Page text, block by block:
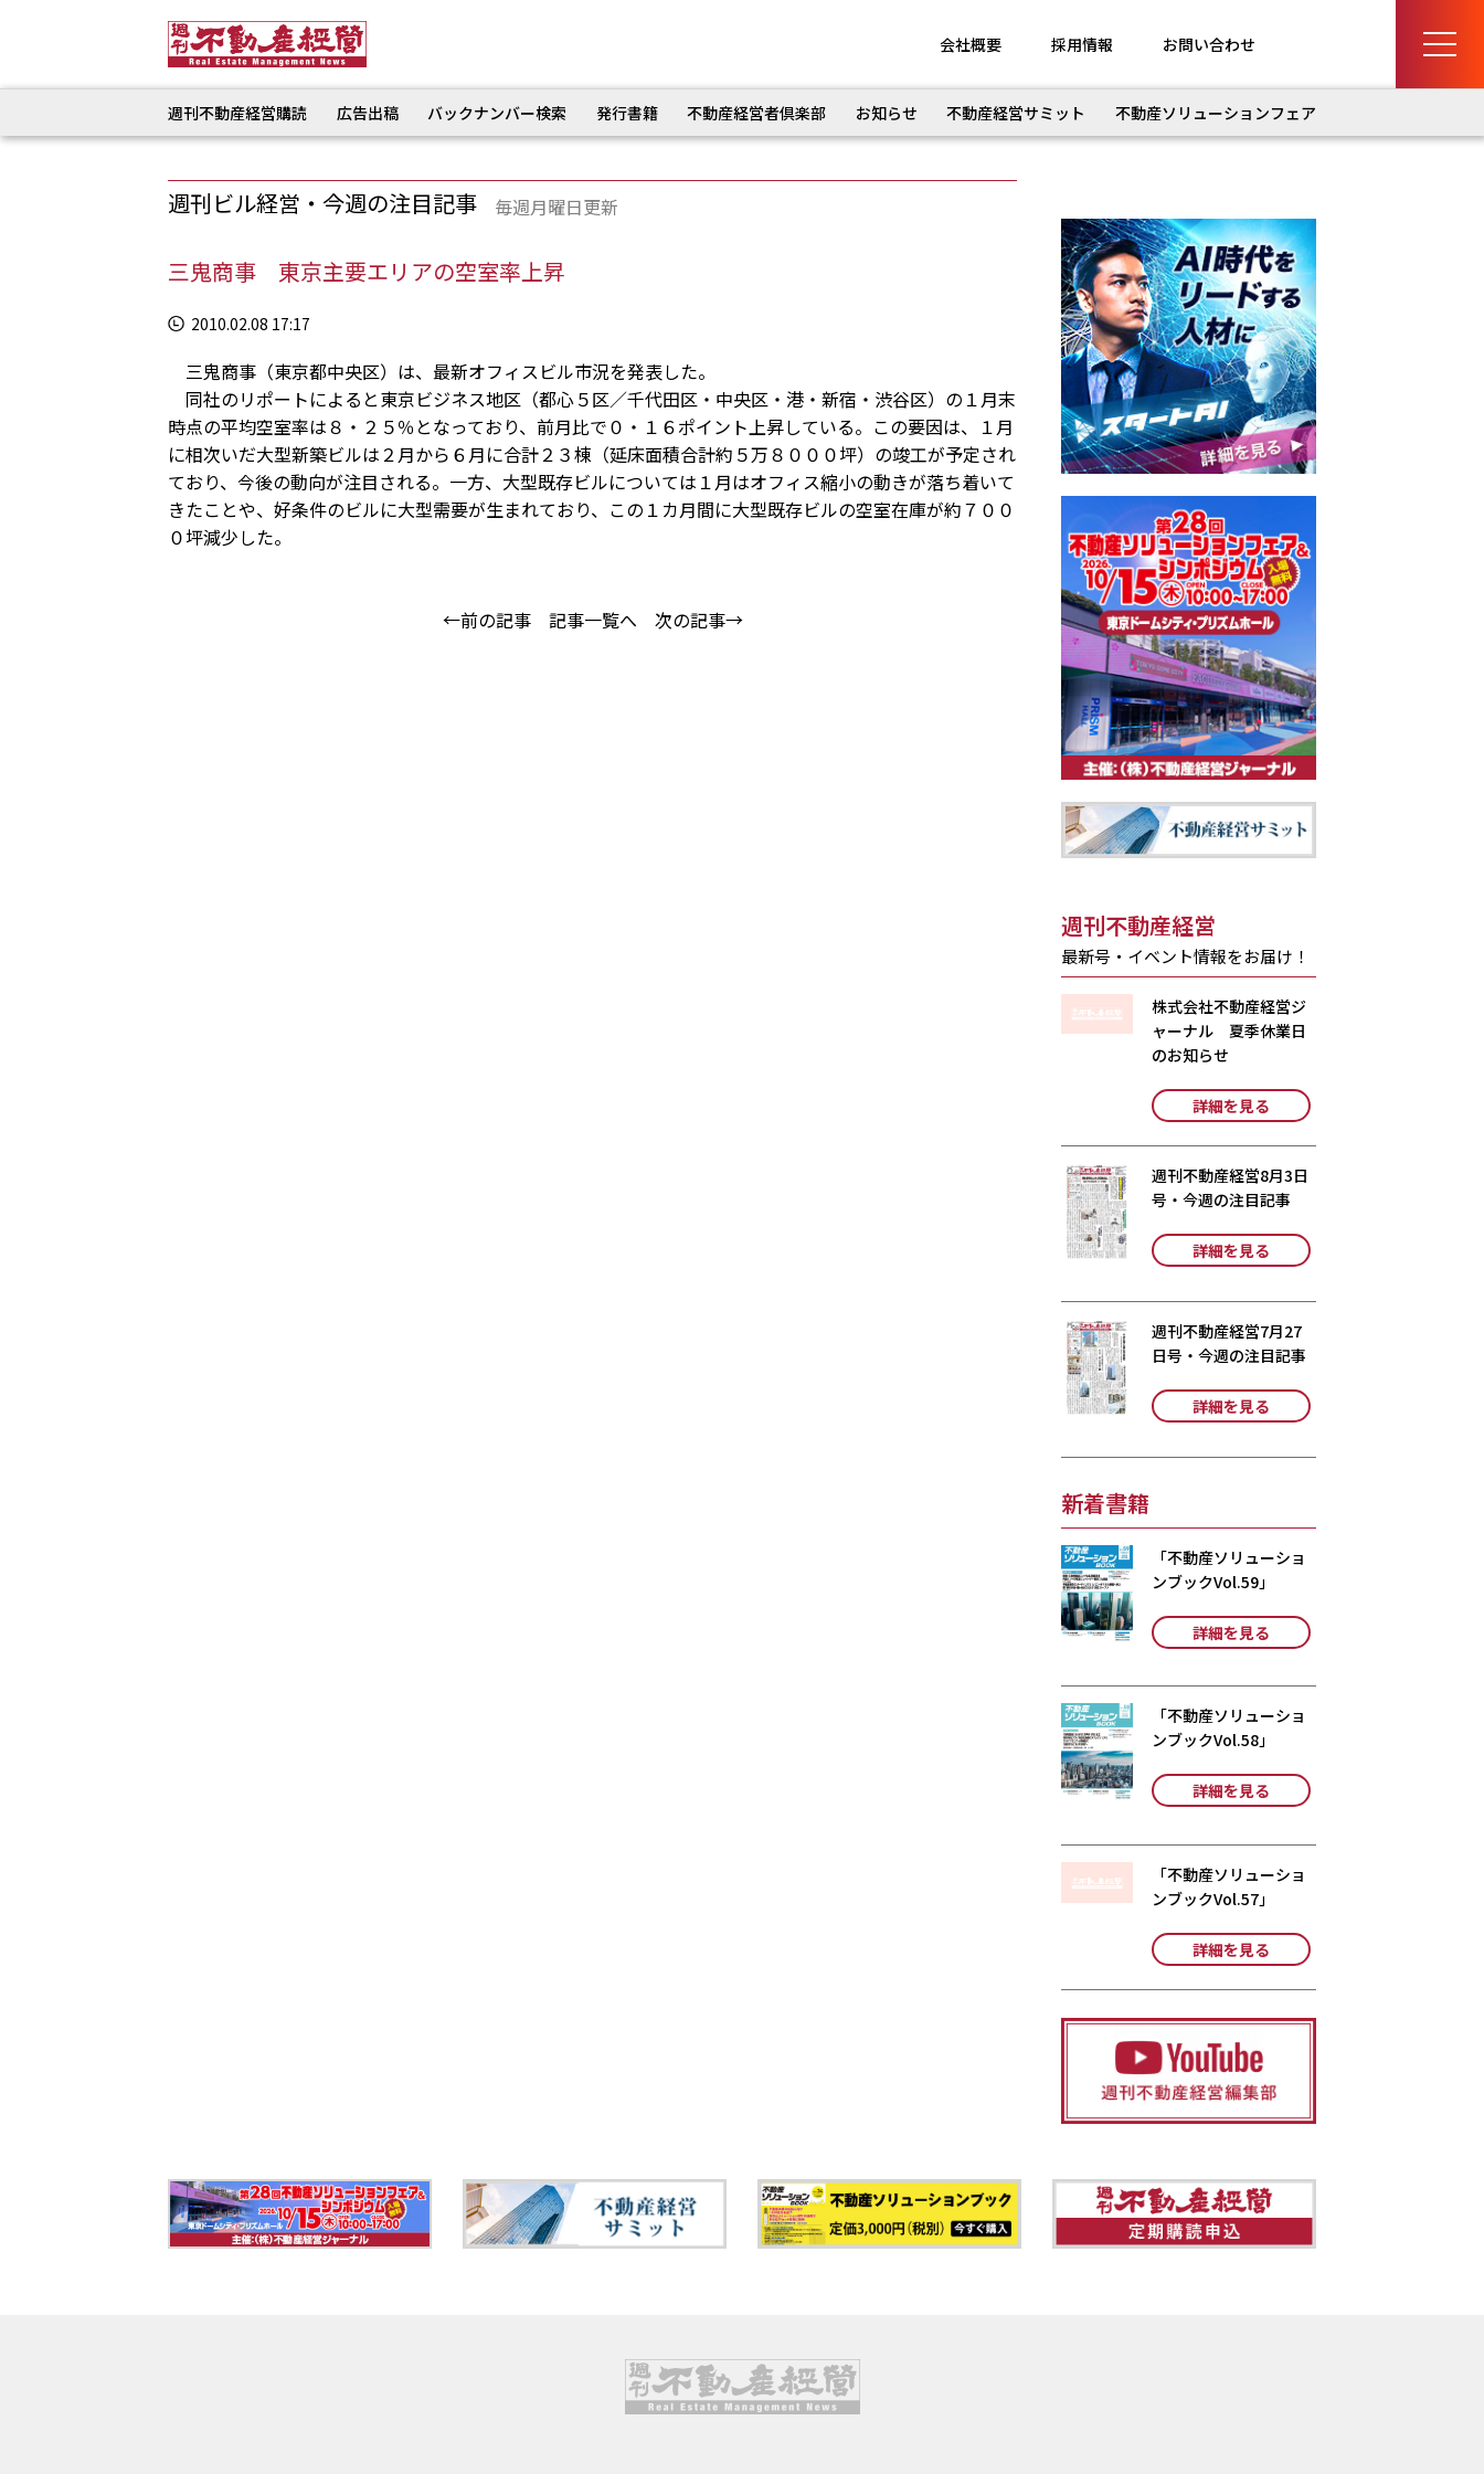
会社概要 採用情報 お問い合わせ
週刊不動産経営購読 広告出稿 バックナンバー検索 発行書籍 不動産経営者倶楽部 お知らせ 不動産経営サミット 不動産ソリューションフェア
週刊ビル経営・今週の注目記事 毎週月曜日更新
三鬼商事 東京主要エリアの空室率上昇
2010.02.08 17:17
三鬼商事（東京都中央区）は、最新オフィスビル市況を発表した。
同社のリポートによると東京ビジネス地区（都心５区／千代田区・中央区・港・新宿・渋谷区）の１月末
時点の平均空室率は８・２５％となっており、前月比で０・１６ポイント上昇している。この要因は、１月
に相次いだ大型新築ビルは２月から６月に合計２３棟（延床面積合計約５万８０００坪）の竣工が予定され
ており、今後の動向が注目される。一方、大型既存ビルについては１月はオフィス縮小の動きが落ち着いて
きたことや、好条件のビルに大型需要が生まれており、この１カ月間に大型既存ビルの空室在庫が約７００
０坪減少した。
←前の記事 記事一覧へ 次の記事→
週刊不動産経営
最新号・イベント情報をお届け！
株式会社不動産経営ジ
ャーナル 夏季休業日
のお知らせ
詳細を見る
週刊不動産経営8月3日
号・今週の注目記事
詳細を見る
週刊不動産経営7月27
日号・今週の注目記事
詳細を見る
新着書籍
「不動産ソリューショ
ンブックVol.59」
詳細を見る
「不動産ソリューショ
ンブックVol.58」
詳細を見る
「不動産ソリューショ
ンブックVol.57」
詳細を見る